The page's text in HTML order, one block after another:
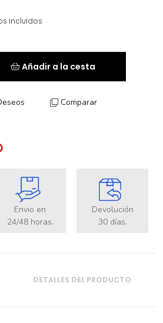
incluidos
Añadir a la cesta
Comparar
Envio en
24/48 horas.
Devolución
30 días.
DETALLES DEL PRODUCTO